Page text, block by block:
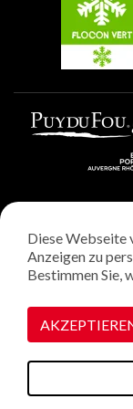
Plagne Aime 2000
Rechtliche Hinweise
Datenschutzrichtlinie
Verwaltung von
Diese Webseite
Anzeigen zu
Bestimmen Sie,